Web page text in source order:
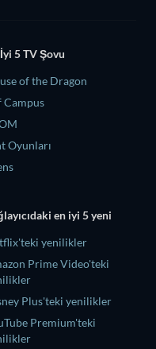
5 TV Şovu
of the Dragon
Campus
Oyunları
en iyi 5 yeni
yenilikler
Prime Video'teki
Plus'teki yenilikler
Premium'teki